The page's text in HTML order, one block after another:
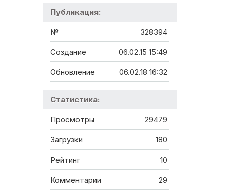
Публикация:
№ 328394
Создание 06.02.15 15:49
Обновление 06.02.18 16:32
Статистика:
Просмотры 29479
Загрузки 180
Рейтинг 10
Комментарии 29